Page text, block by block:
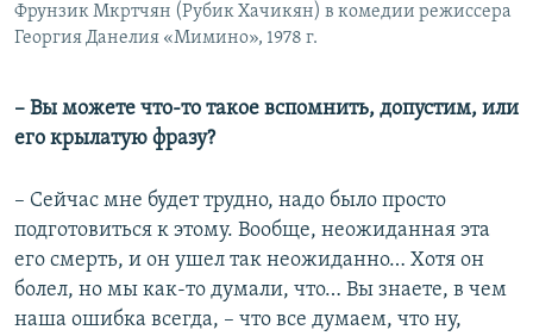
Фрунзик Мкртчян (Рубик Хачикян) в комедии режиссера
Георгия Данелия «Мимино», 1978 г.
– Вы можете что-то такое вспомнить, допустим, или
его крылатую фразу?
– Сейчас мне будет трудно, надо было просто
подготовиться к этому. Вообще, неожиданная эта
его смерть, и он ушел так неожиданно… Хотя он
болел, но мы как-то думали, что… Вы знаете, в чем
наша ошибка всегда, – что все думаем, что ну,